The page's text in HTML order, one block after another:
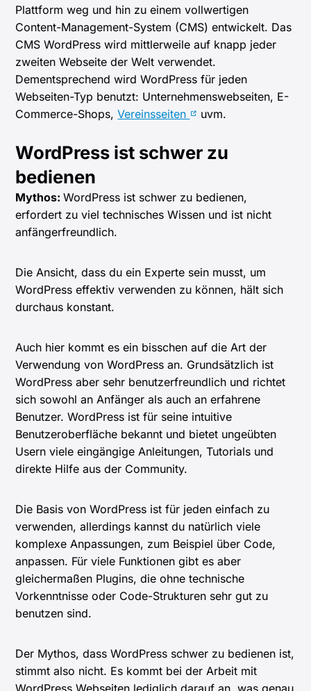
Plattform weg und hin zu einem vollwertigen
Content-Management-System (CMS) entwickelt. Das
CMS WordPress wird mittlerweile auf knapp jeder
zweiten Webseite der Welt verwendet.
Dementsprechend wird WordPress für jeden
Webseiten-Typ benutzt: Unternehmenswebseiten, E-
Commerce-Shops,Vereinsseiten uvm.
WordPress ist schwer zu
bedienen
Mythos:WordPress ist schwer zu bedienen,
erfordert zu viel technisches Wissen und ist nicht
anfängerfreundlich.
Die Ansicht, dass du ein Experte sein musst, um
WordPress effektiv verwenden zu können, hält sich
durchaus konstant.
Auch hier kommt es ein bisschen auf die Art der
Verwendung von WordPress an. Grundsätzlich ist
WordPress aber sehr benutzerfreundlich und richtet
sich sowohl an Anfänger als auch an erfahrene
Benutzer. WordPress ist für seine intuitive
Benutzeroberfläche bekannt und bietet ungeübten
Usern viele eingängige Anleitungen, Tutorials und
direkte Hilfe aus der Community.
Die Basis von WordPress ist für jeden einfach zu
verwenden, allerdings kannst du natürlich viele
komplexe Anpassungen, zum Beispiel über Code,
anpassen. Für viele Funktionen gibt es aber
gleichermaßen Plugins, die ohne technische
Vorkenntnisse oder Code-Strukturen sehr gut zu
benutzen sind.
Der Mythos, dass WordPress schwer zu bedienen ist,
stimmt also nicht. Es kommt bei der Arbeit mit
WordPress Webseiten lediglich darauf an, was genau